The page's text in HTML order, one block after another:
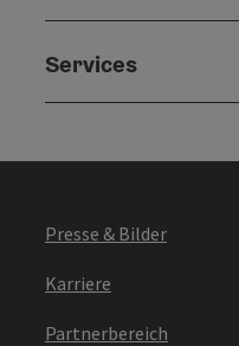
Services
Presse & Bilder
Karriere
Partnerbereich